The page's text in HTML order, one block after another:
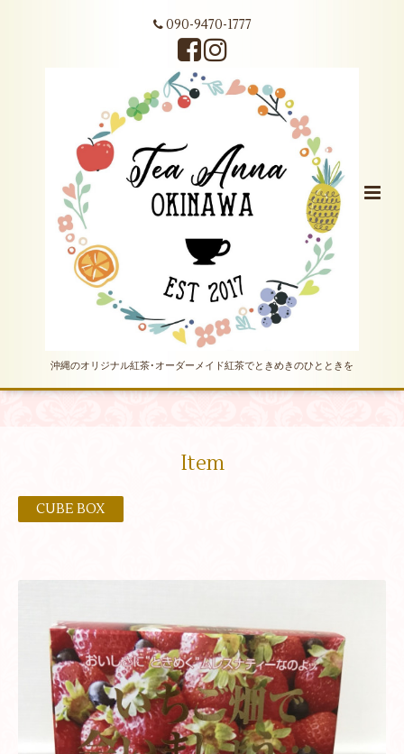
090-9470-1777
沖縄のオリジナル紅茶･オーダーメイド紅茶でときめきのひとときを
Item
CUBE BOX